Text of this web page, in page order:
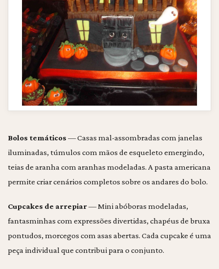
Bolos temáticos — Casas mal-assombradas com janelas
iluminadas, túmulos com mãos de esqueleto emergindo,
teias de aranha com aranhas modeladas. A pasta americana
permite criar cenários completos sobre os andares do bolo.
Cupcakes de arrepiar— Mini abóboras modeladas,
fantasminhas com expressões divertidas, chapéus de bruxa
pontudos, morcegos com asas abertas. Cada cupcake é uma
peça individual que contribui para o conjunto.